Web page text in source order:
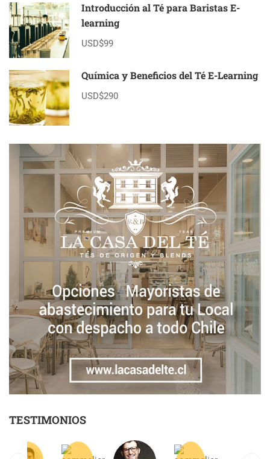
Introducción al Té para Baristas E-
learning
USD$99
Química y Beneficios del Té E-Learning
USD$290
TESTIMONIOS